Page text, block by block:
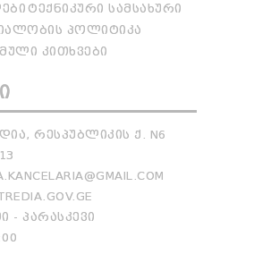
ᲢᲔᲥᲜᲘᲙᲣᲠᲘ ᲡᲐᲛᲡᲐᲮᲣᲠᲘ
ᲞᲝᲚᲘᲢᲘᲙᲐ
ᲙᲘᲗᲮᲕᲔᲑᲘ
ᲠᲔᲡᲞᲣᲑᲚᲘᲙᲘᲡ Ქ. N6
- ᲞᲐᲠᲐᲡᲙᲔᲕᲘ